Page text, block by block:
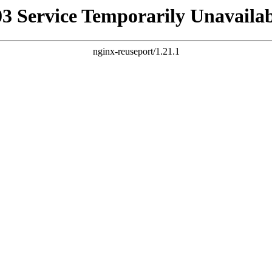
Service Temporarily
nginx-reuseport/1.21.1